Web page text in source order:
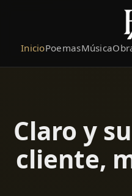
InicioPoemasMúsica
Claro y
cliente,